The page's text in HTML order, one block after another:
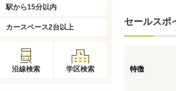
セールスポ
特徴
駅から15分以内
カースペース2台以上
沿線検索 学区検索